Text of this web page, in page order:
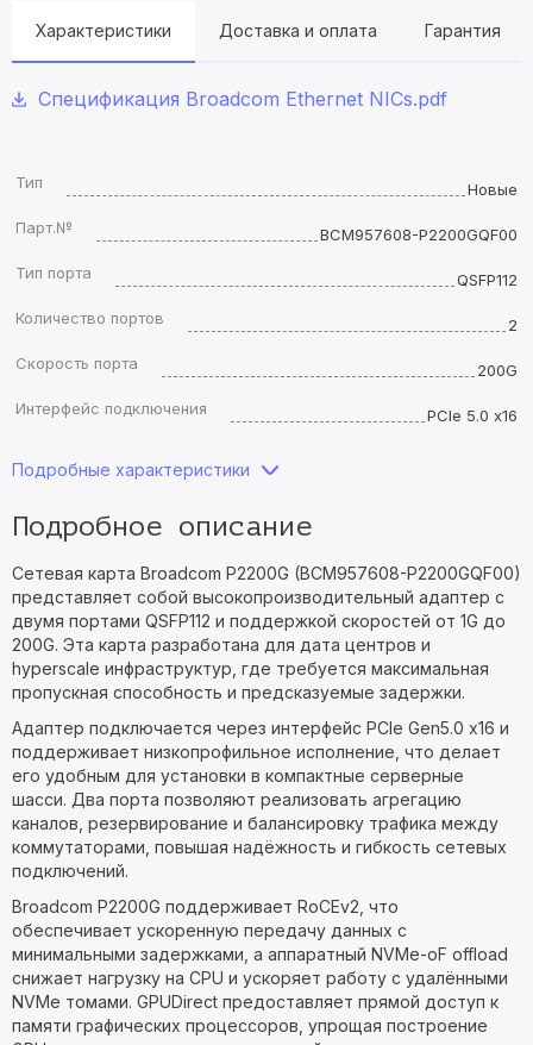
Характеристики Доставка и оплата Гарантия
Спецификация Broadcom Ethernet NICs.pdf
Тип
Новые
Парт.№
BCM957608-P2200GQF00
Тип порта
QSFP112
Количество портов
2
Скорость порта
200G
Интерфейс подключения
PCIe 5.0 x16
Подробные характеристики
Подробное описание
Сетевая карта Broadcom P2200G (BCM957608-P2200GQF00)
представляет собой высокопроизводительный адаптер с
двумя портами QSFP112 и поддержкой скоростей от 1G до
200G. Эта карта разработана для дата центров и
hyperscale инфраструктур, где требуется максимальная
пропускная способность и предсказуемые задержки.
Адаптер подключается через интерфейс PCIe Gen5.0 x16 и
поддерживает низкопрофильное исполнение, что делает
его удобным для установки в компактные серверные
шасси. Два порта позволяют реализовать агрегацию
каналов, резервирование и балансировку трафика между
коммутаторами, повышая надёжность и гибкость сетевых
подключений.
Broadcom P2200G поддерживает RoCEv2, что
обеспечивает ускоренную передачу данных с
минимальными задержками, а аппаратный NVMe-oF offload
снижает нагрузку на CPU и ускоряет работу с удалёнными
NVMe томами. GPUDirect предоставляет прямой доступ к
памяти графических процессоров, упрощая построение